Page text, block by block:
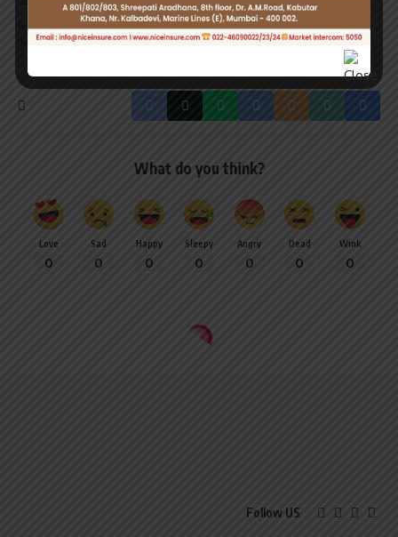
By signing up, you agree to ourTerms of Useand acknowledge the data practices in
Privacy Policy. You may unsubscribe at any time.
What do you think?
Love
0
Sad
0
Happy
0
Sleepy
0
Angry
0
Dead
0
Wink
0
Follow US